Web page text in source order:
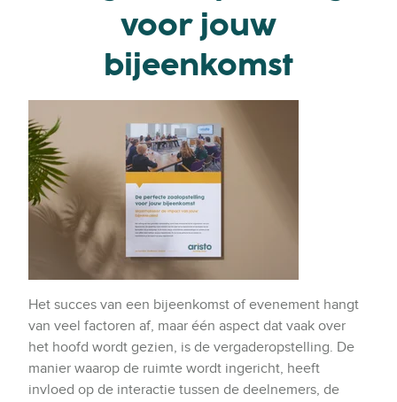
voor jouw
bijeenkomst
Het succes van een bijeenkomst of evenement hangt
van veel factoren af, maar één aspect dat vaak over
het hoofd wordt gezien, is de vergaderopstelling. De
manier waarop de ruimte wordt ingericht, heeft
invloed op de interactie tussen de deelnemers, de